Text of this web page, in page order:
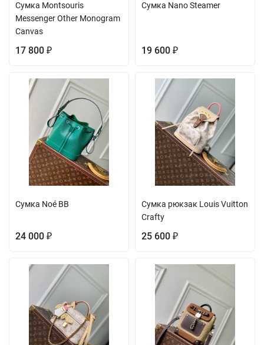
Сумка Montsouris
Messenger Other Monogram
Canvas
17 800 ₽
Сумка Nano Steamer
19 600 ₽
Сумка Noé BB
24 000 ₽
Сумка рюкзак Louis Vuitton
Crafty
25 600 ₽